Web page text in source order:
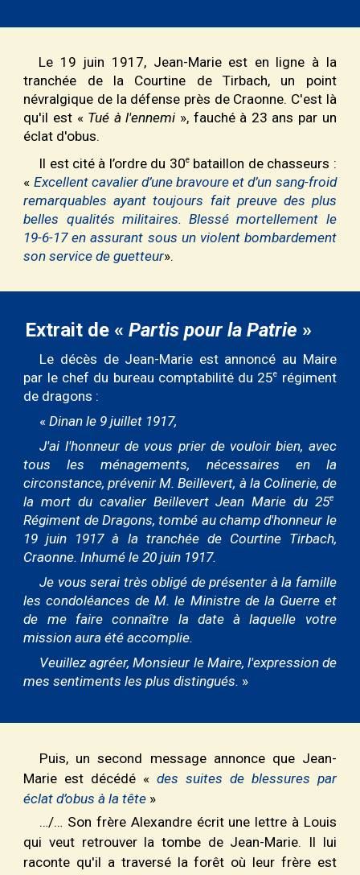
Le 19 juin 1917, Jean-Marie est en ligne à la
tranchée de la Courtine de Tirbach, un point
névralgique de la défense près de Craonne. C'est là
qu'il est « Tué à l'ennemi », fauché à 23 ans par un
éclat d'obus.
Il est cité à l’ordre du 30ebataillon de chasseurs :
« Excellent cavalier d’une bravoure et d’un sang-froid
remarquables ayant toujours fait preuve des plus
belles qualités militaires. Blessé mortellement le
19-6-17 en assurant sous un violent bombardement
son service de guetteur».
Extrait de « Partis pour la Patrie »
Le décès de Jean-Marie estannoncé au Maire
par le chef du bureau comptabilité du 25e régiment
de dragons :
«Dinan le 9 juillet 1917,
J'ai l'honneur de vous prier de vouloir bien, avec
tous les ménagements, nécessaires en la
circonstance, prévenir M. Beillevert, à la Colinerie, de
la mort du cavalier Beillevert Jean Marie du 25e
Régiment de Dragons, tombé au champ d'honneur le
19 juin 1917 à la tranchée de Courtine Tirbach,
Craonne. Inhumé le 20 juin 1917.
Je vous serai très obligé de présenter à la famille
les condoléances de M. le Ministre de la Guerre et
de me faire connaître la date à laquelle votre
mission aura été accomplie.
Veuillez agréer, Monsieur le Maire, l'expression de
mes sentiments les plus distingués. »
Puis, un second message annonce que Jean-
Marie est décédé « des suites de blessures par
éclat d’obus à la tête »
…/… Son frère Alexandre écrit une lettre à Louis
qui veut retrouver la tombe de Jean-Marie. Il lui
raconte qu'il a traversé la forêt où leur frère est